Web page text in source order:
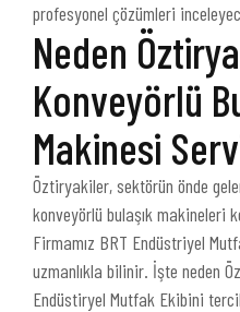
profesyonel çözümleri
Neden
Konveyörlü
Makinesi
Öztiryakiler, sektörün önde
konveyörlü bulaşık makineleri
Firmamız BRT Endüstriyel
uzmanlıkla bilinir. İşte neden
Endüstiryel Mutfak Ekibini